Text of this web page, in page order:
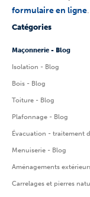
formulaire en ligne
Catégories
Maçonnerie - Blog
Isolation - Blog
Bois - Blog
Toiture - Blog
Plafonnage - Blog
Évacuation - traitement
Menuiserie - Blog
Aménagements
Carrelages et pierres